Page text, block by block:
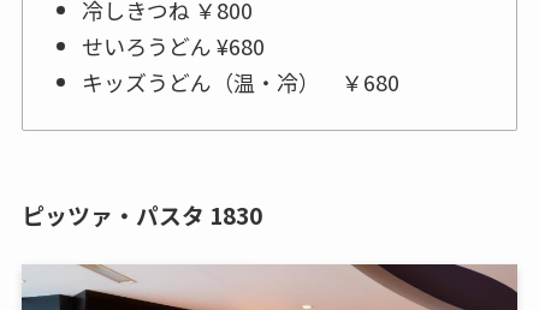
冷しきつね ￥800
せいろうどん ¥680
キッズうどん（温・冷） ￥680
ピッツァ・パスタ 1830